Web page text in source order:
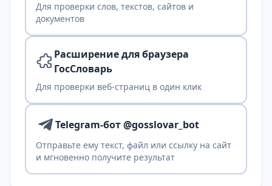
Для проверки слов, текстов, сайтов и
документов
Расширение для браузера
ГосСловарь
Для проверки веб-страниц в один клик
Telegram-бот @gosslovar_bot
Отправьте ему текст, файл или ссылку на сайт
и мгновенно получите результат